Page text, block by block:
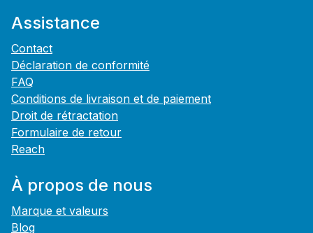
Assistance
Contact
Déclaration de conformité
FAQ
Conditions de livraison et de paiement
Droit de rétractation
Formulaire de retour
Reach
À propos de nous
Marque et valeurs
Blog